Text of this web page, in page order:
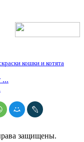
кошки и котята
...
защищены.